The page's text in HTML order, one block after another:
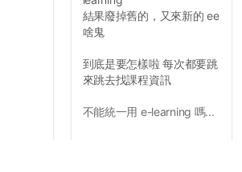
結果廢掉舊的，又來新的 ee
啥鬼
到底是要怎樣啦 每次都要跳
來跳去找課程資訊
不能統一用 e-learning 嗎...